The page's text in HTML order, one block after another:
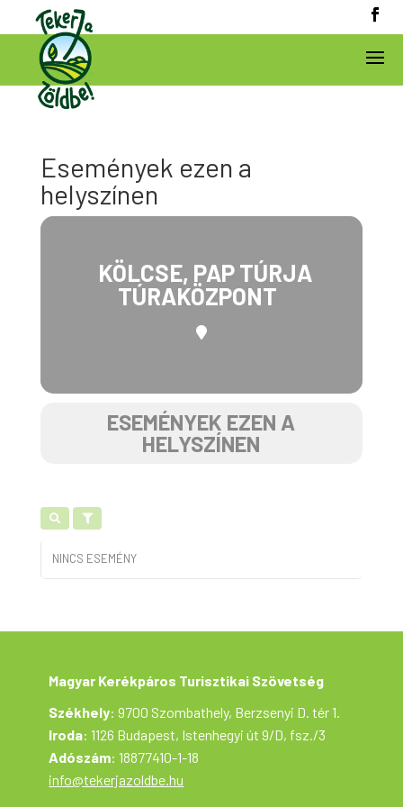
Események ezen a
helyszínen
KÖLCSE, PAP TÚRJA
TÚRAKÖZPONT
ESEMÉNYEK EZEN A
HELYSZÍNEN
NINCS ESEMÉNY
Magyar Kerékpáros Turisztikai Szövetség
Székhely: 9700 Szombathely, Berzsenyi D. tér 1.
Iroda: 1126 Budapest, Istenhegyi út 9/D, fsz./3
Adószám: 18877410-1-18
info@tekerjazoldbe.hu